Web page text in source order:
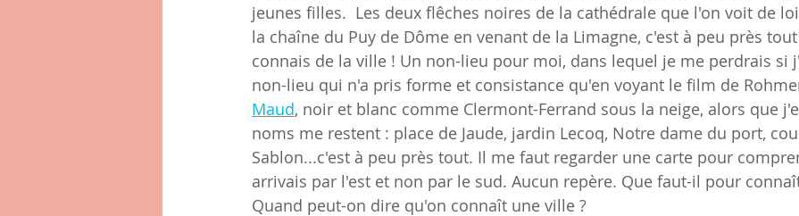
jeunes filles.  Les deux flêches noires de la cathédrale que l'on voit de
la chaîne du Puy de Dôme en venant de la Limagne, c'est à peu près
connais de la ville ! Un non-lieu pour moi, dans lequel je me perdrais si
non-lieu qui n'a pris forme et consistance qu'en voyant le film de
Maud, noir et blanc comme Clermont-Ferrand sous la neige, alors que
noms me restent : place de Jaude, jardin Lecoq, Notre dame du port,
Sablon...c'est à peu près tout. Il me faut regarder une carte pour
arrivais par l'est et non par le sud. Aucun repère. Que faut-il pour
Quand peut-on dire qu'on connaît une ville ?